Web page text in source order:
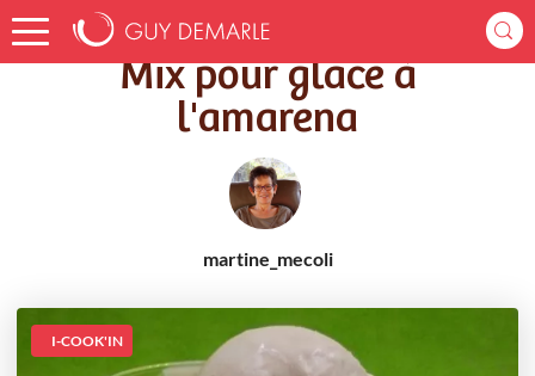
Accueil Recettes Mix pour glace à l'amarena
Mix pour glace à
l'amarena
martine_mecoli
I-COOK'IN